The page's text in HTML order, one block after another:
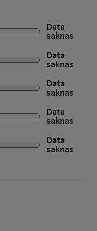
Data
saknas
Data
saknas
Data
saknas
Data
saknas
Data
saknas